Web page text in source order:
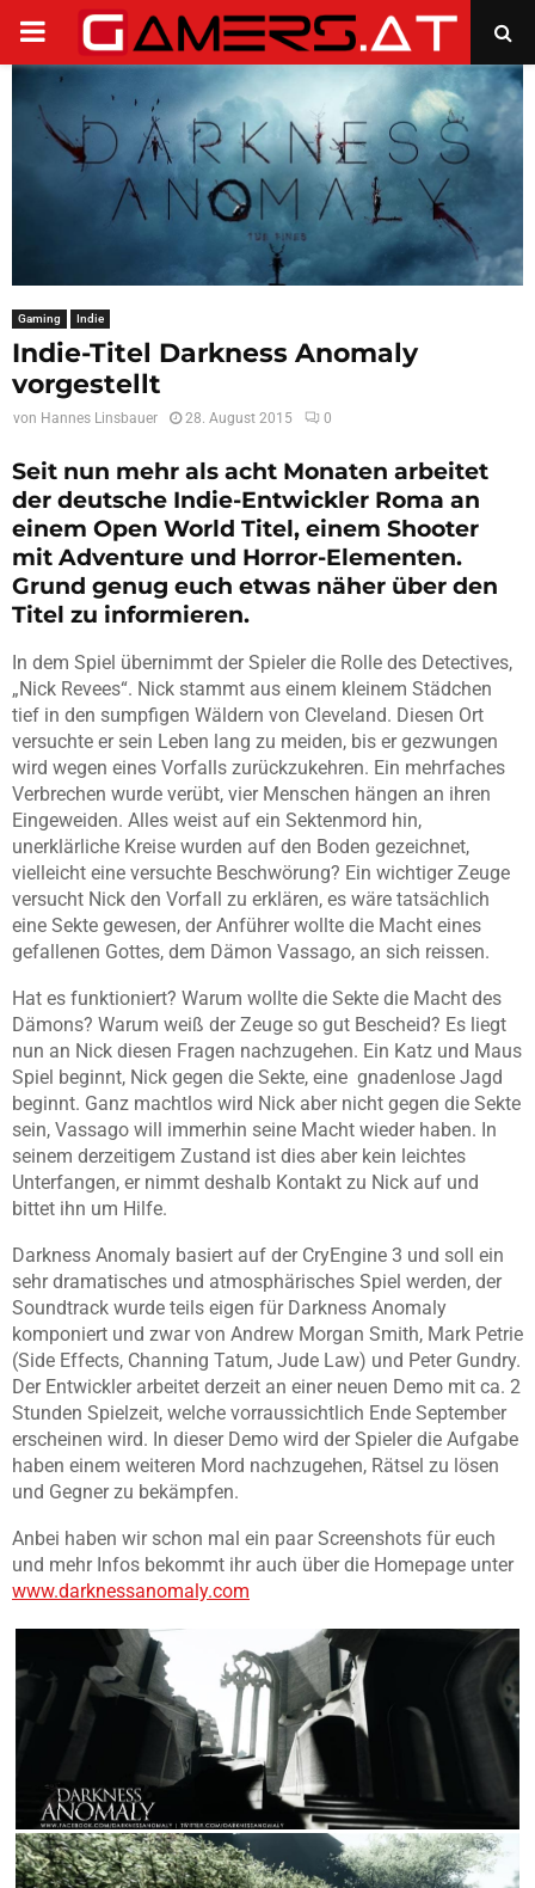
PRIMARY
MENU
Gaming Indie
Indie-Titel Darkness Anomaly
vorgestellt
von Hannes Linsbauer 28. August 2015 0
Seit nun mehr als acht Monaten arbeitet
der deutsche Indie-Entwickler Roma an
einem Open World Titel, einem Shooter
mit Adventure und Horror-Elementen.
Grund genug euch etwas näher über den
Titel zu informieren.
In dem Spiel übernimmt der Spieler die Rolle des Detectives,
„Nick Revees“. Nick stammt aus einem kleinem Städchen
tief in den sumpfigen Wäldern von Cleveland. Diesen Ort
versuchte er sein Leben lang zu meiden, bis er gezwungen
wird wegen eines Vorfalls zurückzukehren. Ein mehrfaches
Verbrechen wurde verübt, vier Menschen hängen an ihren
Eingeweiden. Alles weist auf ein Sektenmord hin,
unerklärliche Kreise wurden auf den Boden gezeichnet,
vielleicht eine versuchte Beschwörung? Ein wichtiger Zeuge
versucht Nick den Vorfall zu erklären, es wäre tatsächlich
eine Sekte gewesen, der Anführer wollte die Macht eines
gefallenen Gottes, dem Dämon Vassago, an sich reissen.
Hat es funktioniert? Warum wollte die Sekte die Macht des
Dämons? Warum weiß der Zeuge so gut Bescheid? Es liegt
nun an Nick diesen Fragen nachzugehen. Ein Katz und Maus
Spiel beginnt, Nick gegen die Sekte, eine gnadenlose Jagd
beginnt. Ganz machtlos wird Nick aber nicht gegen die Sekte
sein, Vassago will immerhin seine Macht wieder haben. In
seinem derzeitigem Zustand ist dies aber kein leichtes
Unterfangen, er nimmt deshalb Kontakt zu Nick auf und
bittet ihn um Hilfe.
Darkness Anomaly basiert auf der CryEngine 3 und soll ein
sehr dramatisches und atmosphärisches Spiel werden, der
Soundtrack wurde teils eigen für Darkness Anomaly
komponiert und zwar von Andrew Morgan Smith, Mark Petrie
(Side Effects, Channing Tatum, Jude Law) und Peter Gundry.
Der Entwickler arbeitet derzeit an einer neuen Demo mit ca. 2
Stunden Spielzeit, welche vorraussichtlich Ende September
erscheinen wird. In dieser Demo wird der Spieler die Aufgabe
haben einem weiteren Mord nachzugehen, Rätsel zu lösen
und Gegner zu bekämpfen.
Anbei haben wir schon mal ein paar Screenshots für euch
und mehr Infos bekommt ihr auch über die Homepage unter
www.darknessanomaly.com